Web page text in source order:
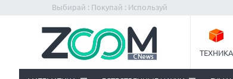
Выбирай : Покупай : Используй
ТЕХНИКА